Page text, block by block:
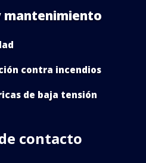
mantenimiento
contra incendios
de baja tensión
contacto